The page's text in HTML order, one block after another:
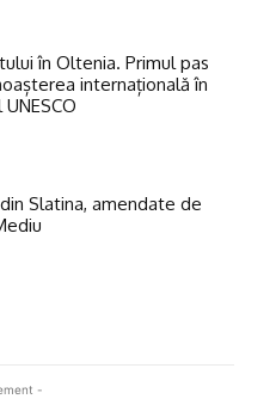
în Oltenia. Primul pas
internațională în
Slatina, amendate de
-